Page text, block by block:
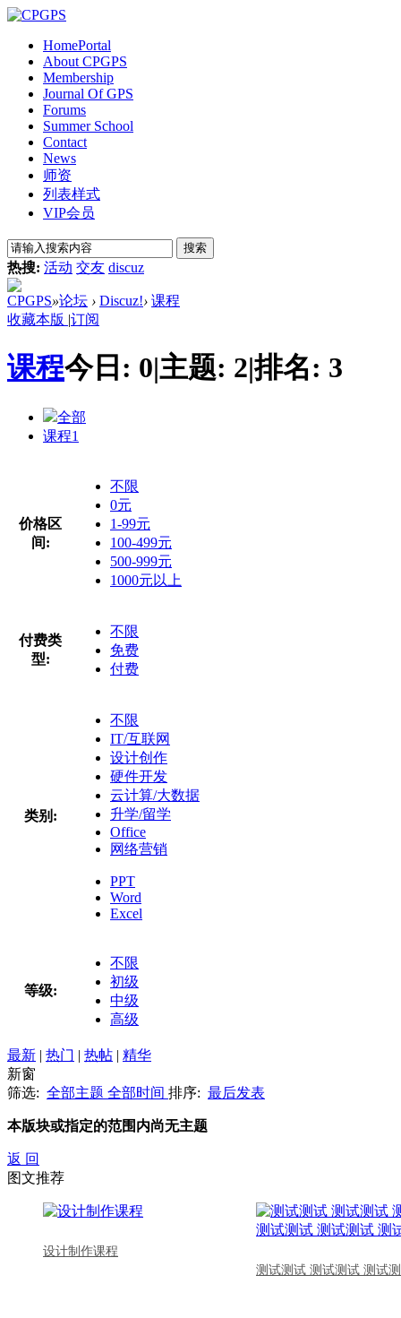
HomePortal
About CPGPS
Membership
Journal Of GPS
Forums
Summer School
Contact
News
师资
列表样式
VIP会员
搜索
热搜: 活动 交友 discuz
CPGPS»论坛 › Discuz!› 课程
收藏本版 |订阅
课程今日: 0|主题: 2|排名: 3
全部
课程1
价格区
间:
不限
0元
1-99元
100-499元
500-999元
1000元以上
付费类
型:
不限
免费
付费
类别:
不限
IT/互联网
设计创作
硬件开发
云计算/大数据
升学/留学
Office
网络营销
PPT
Word
Excel
等级:
不限
初级
中级
高级
最新 | 热门 | 热帖 | 精华
新窗
筛选: 全部主题 全部时间 排序: 最后发表
本版块或指定的范围内尚无主题
返 回
图文推荐
设计制作课程
测试测试 测试测试 测试